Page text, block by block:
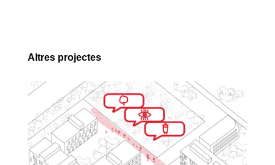
Altres projectes